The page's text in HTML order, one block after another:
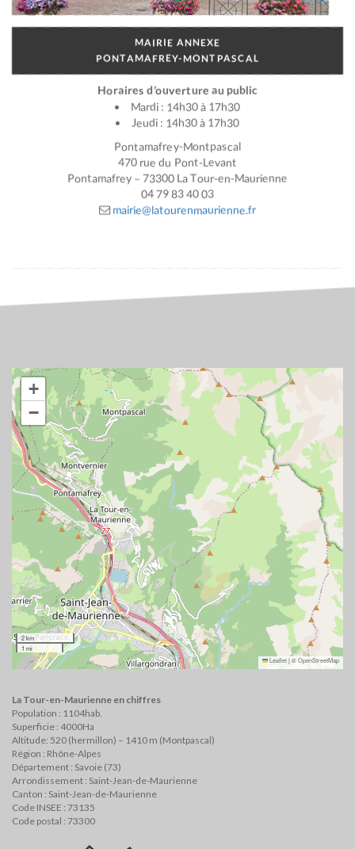
MAIRIE ANNEXE
PONTAMAFREY-MONTPASCAL
Horaires d’ouverture au public
Mardi : 14h30 à 17h30
Jeudi : 14h30 à 17h30
Pontamafrey-Montpascal
470 rue du Pont-Levant
Pontamafrey – 73300 La Tour-en-Maurienne
04 79 83 40 03
mairie@latourenmaurienne.fr
+
−
2 km
1 mi
Leaflet|©OpenStreetMap
La Tour-en-Maurienne en chiffres
Population : 1104hab.
Superficie : 4000Ha
Altitude: 520 (hermillon) – 1410 m (Montpascal)
Région : Rhône-Alpes
Département : Savoie (73)
Arrondissement : Saint-Jean-de-Maurienne
Canton : Saint-Jean-de-Maurienne
Code INSEE : 73135
Code postal : 73300